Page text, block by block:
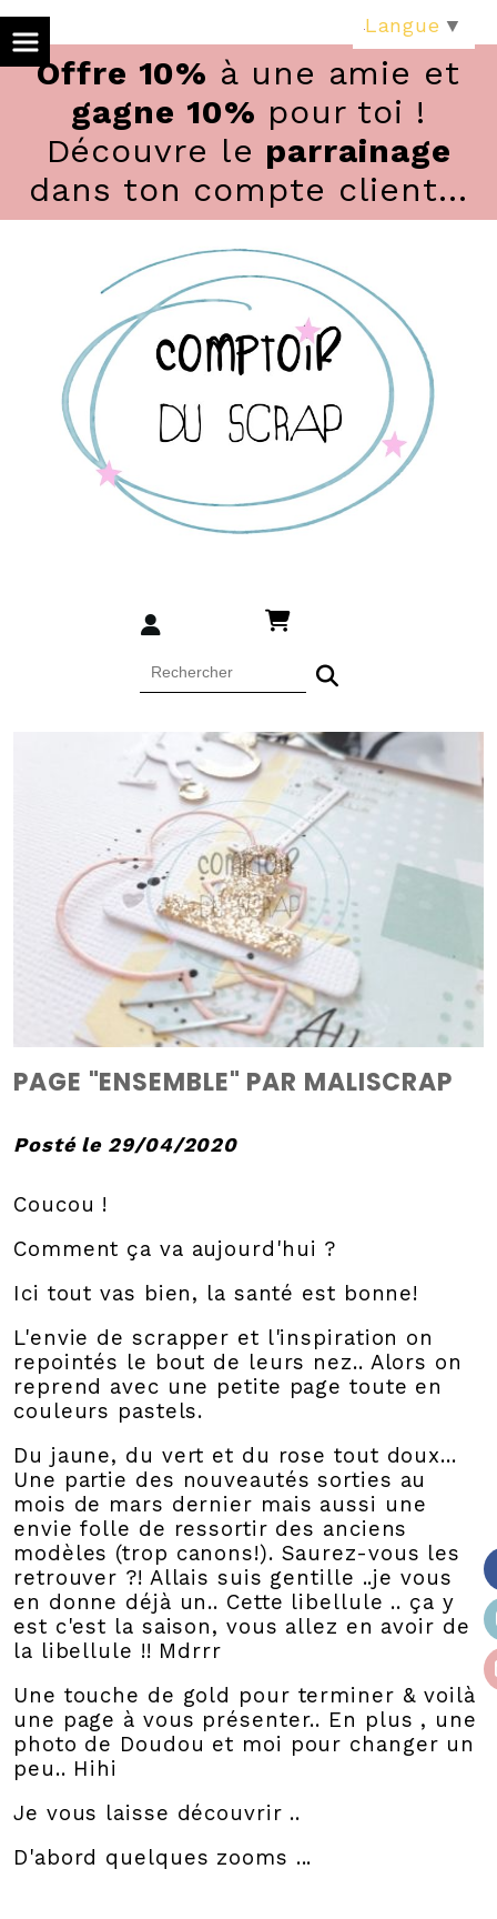
Offre 10% à une amie et
gagne 10% pour toi !
Découvre le parrainage
dans ton compte client...
PAGE "ENSEMBLE" PAR MALISCRAP
Posté le 29/04/2020
Coucou !
Comment ça va aujourd'hui ?
Ici tout vas bien, la santé est bonne!
L'envie de scrapper et l'inspiration on
repointés le bout de leurs nez.. Alors on
reprend avec une petite page toute en
couleurs pastels.
Du jaune, du vert et du rose tout doux...
Une partie des nouveautés sorties au
mois de mars dernier mais aussi une
envie folle de ressortir des anciens
modèles (trop canons!). Saurez-vous les
retrouver ?! Allais suis gentille ..je vous
en donne déjà un.. Cette libellule .. ça y
est c'est la saison, vous allez en avoir de
la libellule !! Mdrrr
Une touche de gold pour terminer & voilà
une page à vous présenter.. En plus , une
photo de Doudou et moi pour changer un
peu.. Hihi
Je vous laisse découvrir ..
D'abord quelques zooms ...
Langue ▼